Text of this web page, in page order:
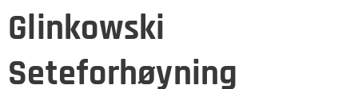
Glinkowski
Seteforhøyning